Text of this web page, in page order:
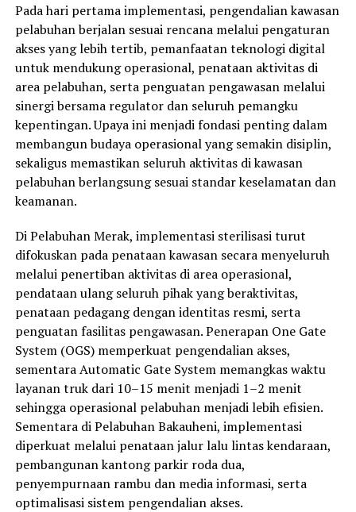
Pada hari pertama implementasi, pengendalian kawasan
pelabuhan berjalan sesuai rencana melalui pengaturan
akses yang lebih tertib, pemanfaatan teknologi digital
untuk mendukung operasional, penataan aktivitas di
area pelabuhan, serta penguatan pengawasan melalui
sinergi bersama regulator dan seluruh pemangku
kepentingan. Upaya ini menjadi fondasi penting dalam
membangun budaya operasional yang semakin disiplin,
sekaligus memastikan seluruh aktivitas di kawasan
pelabuhan berlangsung sesuai standar keselamatan dan
keamanan.
Di Pelabuhan Merak, implementasi sterilisasi turut
difokuskan pada penataan kawasan secara menyeluruh
melalui penertiban aktivitas di area operasional,
pendataan ulang seluruh pihak yang beraktivitas,
penataan pedagang dengan identitas resmi, serta
penguatan fasilitas pengawasan. Penerapan One Gate
System (OGS) memperkuat pengendalian akses,
sementara Automatic Gate System memangkas waktu
layanan truk dari 10–15 menit menjadi 1–2 menit
sehingga operasional pelabuhan menjadi lebih efisien.
Sementara di Pelabuhan Bakauheni, implementasi
diperkuat melalui penataan jalur lalu lintas kendaraan,
pembangunan kantong parkir roda dua,
penyempurnaan rambu dan media informasi, serta
optimalisasi sistem pengendalian akses.